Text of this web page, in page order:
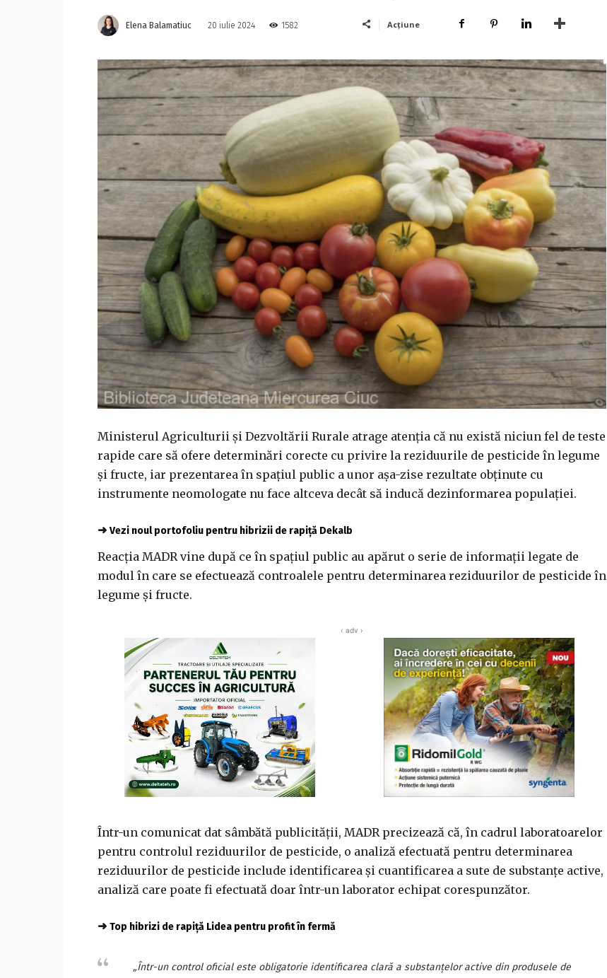
Elena Balamatiuc 20 iulie 2024 1582 Acțiune
Ministerul Agriculturii şi Dezvoltării Rurale atrage atenţia că nu există niciun fel de teste
rapide care să ofere determinări corecte cu privire la reziduurile de pesticide în legume
şi fructe, iar prezentarea în spaţiul public a unor aşa-zise rezultate obţinute cu
instrumente neomologate nu face altceva decât să inducă dezinformarea populaţiei.
➜ Vezi noul portofoliu pentru hibrizii de rapiță Dekalb
Reacţia MADR vine după ce în spaţiul public au apărut o serie de informaţii legate de
modul în care se efectuează controalele pentru determinarea reziduurilor de pesticide în
legume şi fructe.
‹ adv ›
Într-un comunicat dat sâmbătă publicităţii, MADR precizează că, în cadrul laboratoarelor
pentru controlul reziduurilor de pesticide, o analiză efectuată pentru determinarea
reziduurilor de pesticide include identificarea şi cuantificarea a sute de substanţe active,
analiză care poate fi efectuată doar într-un laborator echipat corespunzător.
➜ Top hibrizi de rapiță Lidea pentru profit în fermă
„Într-un control oficial este obligatorie identificarea clară a substanţelor active din produsele de